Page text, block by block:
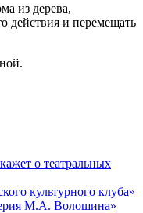
из дерева,
действия и перемещать
о театральных
культурного клуба»
М.А. Волошина»